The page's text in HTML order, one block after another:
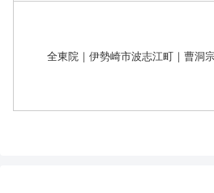
全東院｜伊勢崎市波志江町｜曹洞